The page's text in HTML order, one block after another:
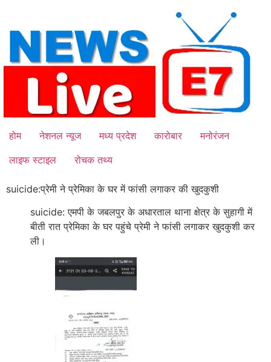
content
होम नेशनल न्यूज मध्य प्रदेश कारोबार
मनोरंजन
लाइफ स्टाइल
रोचक तथ्य
suicide:प्रेमी ने प्रेमिका के घर में फांसी लगाकर की खुदकुशी
suicide: एमपी के जबलपुर के अधारताल थाना क्षेत्र के सुहागी में
बीती रात प्रेमिका के घर पहुंचे प्रेमी ने फांसी लगाकर खुदकुशी कर
ली।